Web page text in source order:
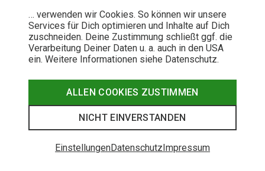
… verwenden wir Cookies. So können wir unsere
Services für Dich optimieren und Inhalte auf Dich
zuschneiden. Deine Zustimmung schließt ggf. die
Verarbeitung Deiner Daten u. a. auch in den USA
ein. Weitere Informationen siehe Datenschutz.
ALLEN COOKIES ZUSTIMMEN
NICHT EINVERSTANDEN
EinstellungenDatenschutzImpressum
Wanderhose Deine Beine vor Wetter und Kälte schützen.
Wähle die Hose aber nicht zu warm, vor allem wenn die
Wanderung viele Höhenmeter und steile Passagen
beinhaltet. Beim Bergauf-Laufen steigt deine
Wärme und lässt Deinen Körper überhitzen.